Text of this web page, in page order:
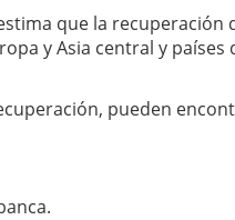
que la recuperación
y Asia central y
pueden